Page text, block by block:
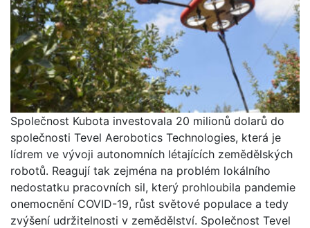
Společnost Kubota investovala 20 milionů dolarů do
společnosti Tevel Aerobotics Technologies, která je
lídrem ve vývoji autonomních létajících zemědělských
robotů. Reagují tak zejména na problém lokálního
nedostatku pracovních sil, který prohloubila pandemie
onemocnění COVID-19, růst světové populace a tedy
zvýšení udržitelnosti v zemědělství. Společnost Tevel